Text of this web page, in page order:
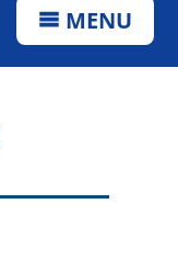
MENU